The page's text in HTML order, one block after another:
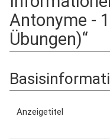
Antonyme -
Übungen)“
Anzeigetitel